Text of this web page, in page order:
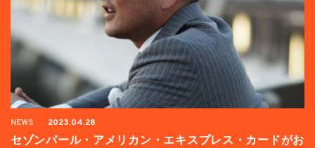
NEWS 2023.04.28
セゾンパール・アメリカン・エキスプレス・カードがお